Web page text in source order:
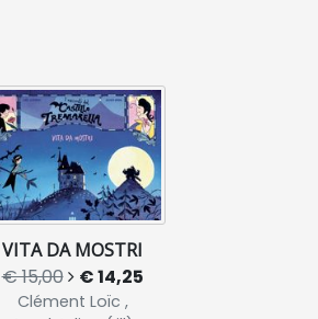
VITA DA MOSTRI
€ 15,00 € 14,25
Clément Loïc ,